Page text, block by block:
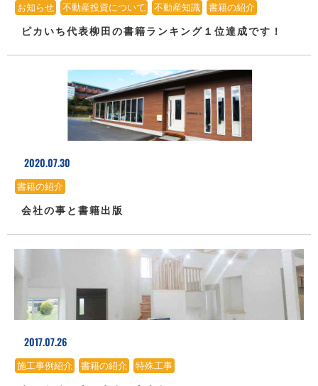
お知らせ、 不動産投資について、 不動産知識、 書籍の紹介
ピカいち代表柳田の書籍ランキング１位達成です！
2020.07.30
書籍の紹介
会社の事と書籍出版
2017.07.26
施工事例紹介、 書籍の紹介、 特殊工事